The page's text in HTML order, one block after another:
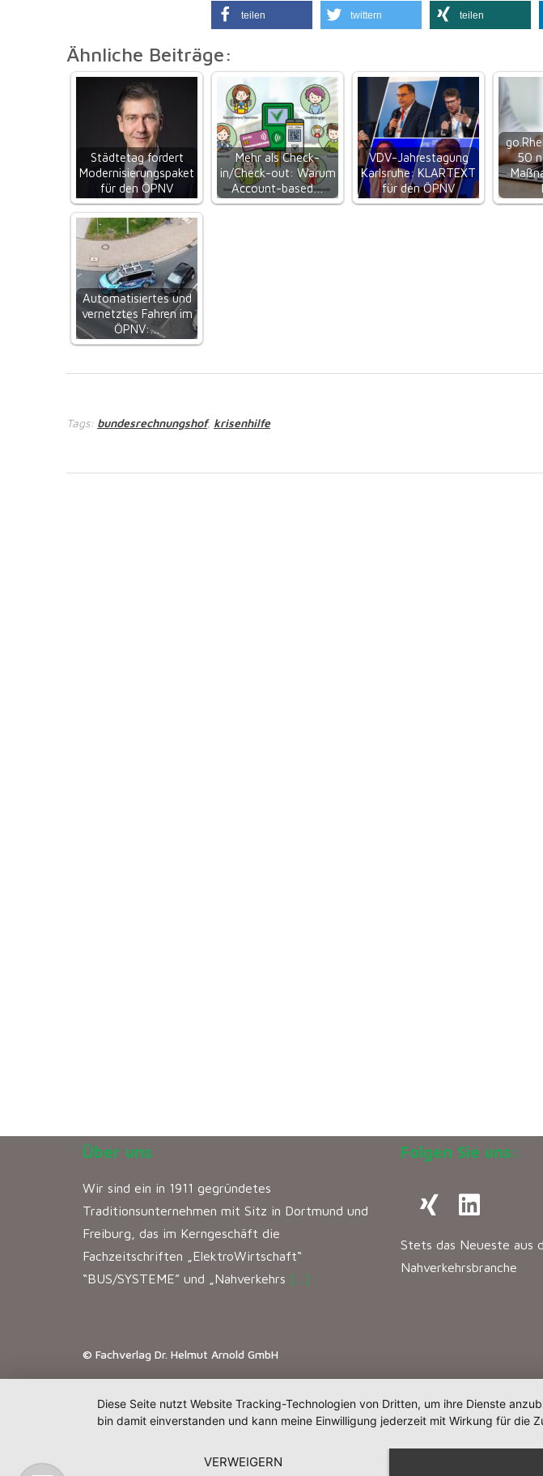
teilen twittern teilen
Ähnliche Beiträge:
Städtetag fordert
Modernisierungspaket
für den ÖPNV
Mehr als Check-
in/Check-out: Warum
Account-based…
VDV-Jahrestagung
Karlsruhe: KLARTEXT
für den ÖPNV
50
Automatisiertes und
vernetztes Fahren im
ÖPNV:…
Tags: bundesrechnungshof, krisenhilfe
Über uns
Wir sind ein in 1911 gegründetes
Traditionsunternehmen mit Sitz in Dortmund und
Freiburg, das im Kerngeschäft die
Fachzeitschriften „ElektroWirtschaft“
“BUS/SYSTEME” und „Nahverkehrs […]
Folgen Sie uns:
Stets das Neueste aus
Nahverkehrsbranche
© Fachverlag Dr. Helmut Arnold GmbH
Diese Seite nutzt Website Tracking-Technologien von Dritten, um ihre Dienste
bin damit einverstanden und kann meine Einwilligung jederzeit mit Wirkung für die
VERWEIGERN